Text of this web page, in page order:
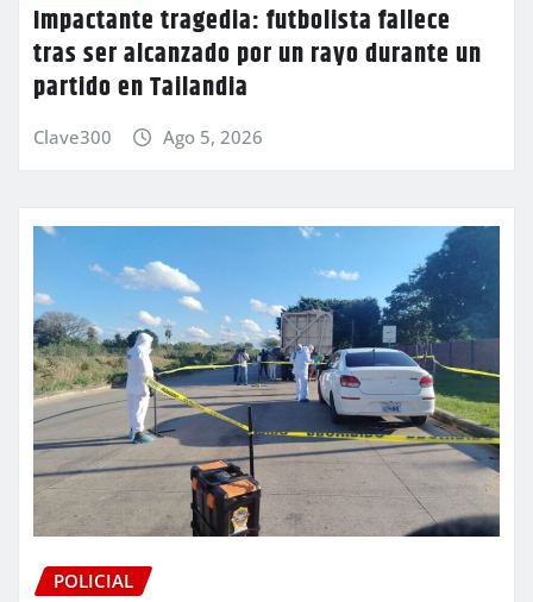
Impactante tragedia: futbolista fallece
tras ser alcanzado por un rayo durante un
partido en Tailandia
Clave300 Ago 5, 2026
POLICIAL